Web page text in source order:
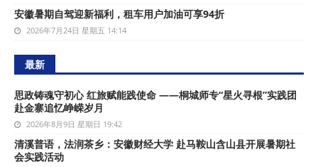
安徽暑期自驾迎新福利，租车用户加油可享94折
2026年7月24日 星期五 14:14
最新
思政铸魂守初心 红旅赋能践使命 ——桐城师专“星火寻根”实践团
赴金寨追忆峥嵘岁月
2026年8月9日 星期日 19:42
清溪普语，法润茶乡：安徽财经大学 赴马鞍山含山县开展暑期社
会实践活动